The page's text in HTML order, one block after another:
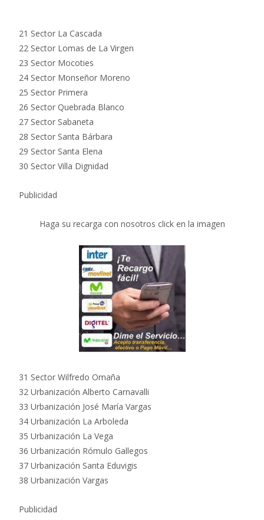
21 Sector La Cascada
22 Sector Lomas de La Virgen
23 Sector Mocoties
24 Sector Monseñor Moreno
25 Sector Primera
26 Sector Quebrada Blanco
27 Sector Sabaneta
28 Sector Santa Bárbara
29 Sector Santa Elena
30 Sector Villa Dignidad
Publicidad
Haga su recarga con nosotros click en la imagen
31 Sector Wilfredo Omaña
32 Urbanización Alberto Carnavalli
33 Urbanización José María Vargas
34 Urbanización La Arboleda
35 Urbanización La Vega
36 Urbanización Rómulo Gallegos
37 Urbanización Santa Eduvigis
38 Urbanización Vargas
Publicidad